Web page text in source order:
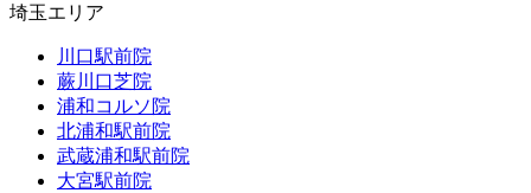
埼玉エリア
川口駅前院
蕨川口芝院
浦和コルソ院
北浦和駅前院
武蔵浦和駅前院
大宮駅前院